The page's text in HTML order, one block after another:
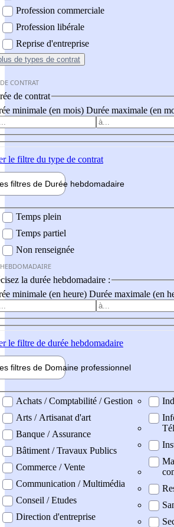
Profession commerciale
Profession libérale
Reprise d'entreprise
de types de contrat
CONTRAT
de contrat
minimale (en mois) Durée maximale (en
le filtre du type de contrat
filtres de Durée hebdomadaire
Temps plein
Temps partiel
Non renseignée
la durée hebdomadaire :
minimale (en heure) Durée maximale (en
le filtre de durée hebdomadaire
filtres de Domaine professionnel
professionel
Achats / Comptabilité / Gestion
Arts / Artisanat d'art
Banque / Assurance
Bâtiment / Travaux Publics
Commerce / Vente
Communication / Multimédia
Conseil / Etudes
Direction d'entreprise